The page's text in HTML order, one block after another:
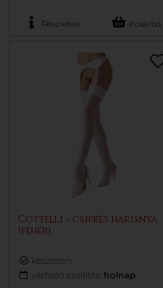
Részletek Kosárba
Cottelli - csipkés harisnya
(fehér)
készleten
várható szállítás: holnap